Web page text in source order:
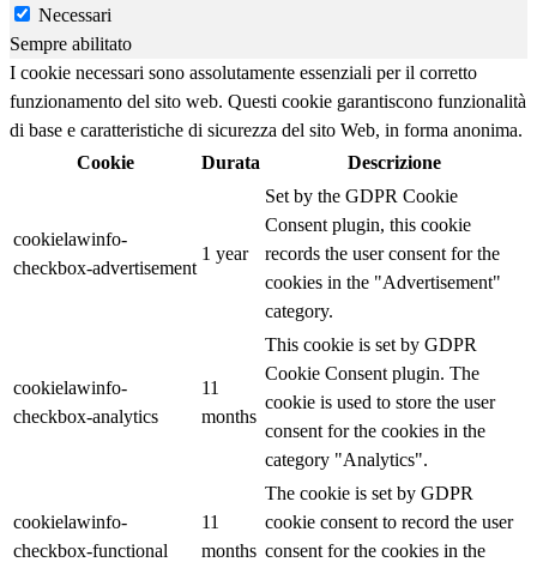
Necessari
Sempre abilitato
I cookie necessari sono assolutamente essenziali per il corretto
funzionamento del sito web. Questi cookie garantiscono funzionalità
di base e caratteristiche di sicurezza del sito Web, in forma anonima.
Cookie
Durata Descrizione
cookielawinfo-
checkbox-advertisement
1 year
Set by the GDPR Cookie
Consent plugin, this cookie
records the user consent for the
cookies in the "Advertisement"
category.
cookielawinfo-
checkbox-analytics
11
months
This cookie is set by GDPR
Cookie Consent plugin. The
cookie is used to store the user
consent for the cookies in the
category "Analytics".
cookielawinfo-
checkbox-functional
11
months
The cookie is set by GDPR
cookie consent to record the user
consent for the cookies in the